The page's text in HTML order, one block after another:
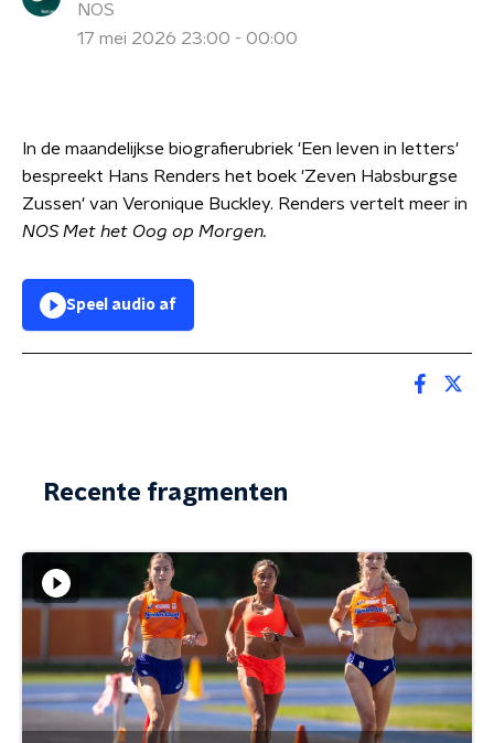
NOS
17 mei 2026 23:00 - 00:00
In de maandelijkse biografierubriek 'Een leven in letters'
bespreekt Hans Renders het boek 'Zeven Habsburgse
Zussen' van Veronique Buckley. Renders vertelt meer in
NOS Met het Oog op Morgen.
Speel audio af
Recente fragmenten